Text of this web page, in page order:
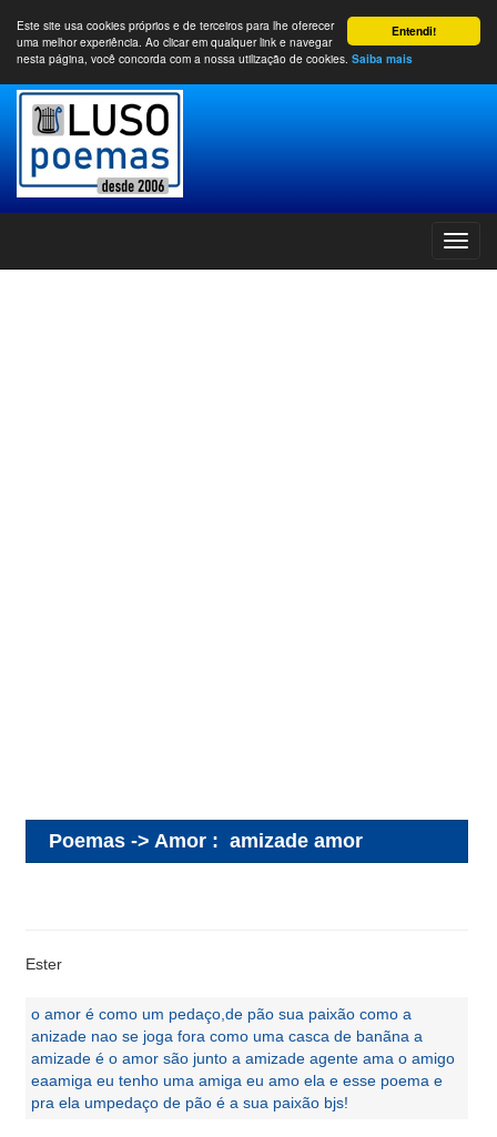
Entendi!
Este site usa cookies próprios e de terceiros para lhe oferecer
uma melhor experiência. Ao clicar em qualquer link e navegar
nesta página, você concorda com a nossa utilização de cookies. Saiba mais
Poemas -> Amor : amizade amor
Ester
o amor é como um pedaço,de pão sua paixão como a
anizade nao se joga fora como uma casca de banãna a
amizade é o amor são junto a amizade agente ama o amigo
eaamiga eu tenho uma amiga eu amo ela e esse poema e
pra ela umpedaço de pão é a sua paixão bjs!